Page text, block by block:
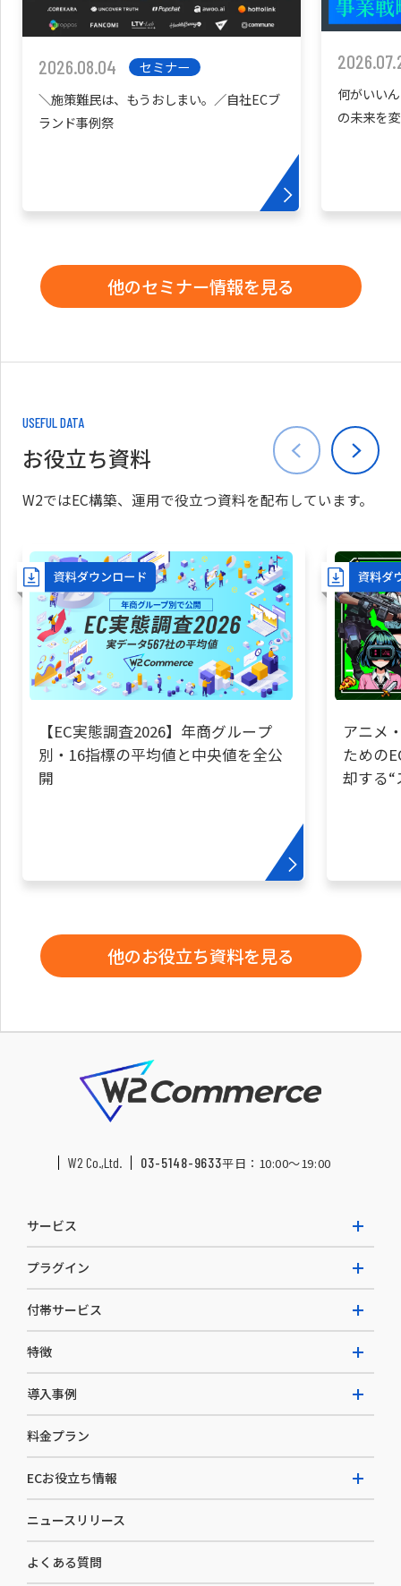
2026.08.04
セミナー
＼施策難民は、もうおしまい。／自社ECブ
ランド事例祭
何がいい
の未来を
他のセミナー情報を見る
USEFUL DATA
お役立ち資料
W2ではEC構築、運用で役立つ資料を配布しています。
【EC実態調査2026】年商グループ
別・16指標の平均値と中央値を全公
開
アニメ
ための
却する
他のお役立ち資料を見る
W2 Co.,Ltd. 03-5148-9633平日：10:00〜19:00
サービス
W2 Commerce Repeat
W2 Commerce BtoB
W2 Commerce Asia
プラグイン
AI buddy
付帯サービス
EC運用構築支援・運用支援
カスタマーサクセス
セキュリティ
デザイン制作
コンサルティング
特徴
選ばれる理由
開発体制
導入事例
導入企業一覧
料金プラン
ECお役立ち情報
お役立ち資料
ニュースリリース
よくある質問